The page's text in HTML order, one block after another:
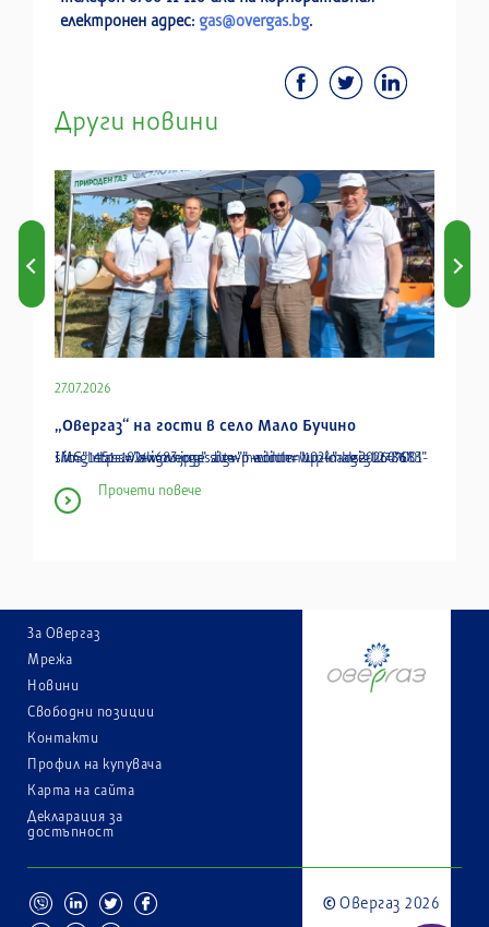
електронен адрес: gas@overgas.bg.
Други новини
27.07.2026
„Овергаз“ на гости в село Мало Бучино
img class="alignnone size-medium wp-image-12786" src="https:www.overgas.bgwp-contentuploads202607001-IMG_1451-1024x683.jpg" alt="" width="1024" height="683"
Прочети повече
За Овергаз
Мрежа
Новини
Свободни позиции
Контакти
Профил на купувача
Карта на сайта
Декларация за
достъпност
Овергаз 2026